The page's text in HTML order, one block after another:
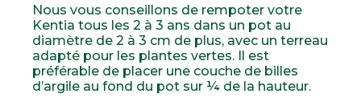
Nous vous conseillons de rempoter votre
Kentia tous les 2 à 3 ans dans un pot au
diamètre de 2 à 3 cm de plus, avec un terreau
adapté pour les plantes vertes. Il est
préférable de placer une couche de billes
d’argile au fond du pot sur ¼ de la hauteur.